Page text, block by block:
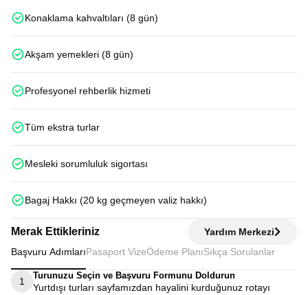
Konaklama kahvaltıları (8 gün)
Akşam yemekleri (8 gün)
Profesyonel rehberlik hizmeti
Tüm ekstra turlar
Mesleki sorumluluk sigortası
Bagaj Hakkı (20 kg geçmeyen valiz hakkı)
Merak Ettikleriniz
Yardım Merkezi
Başvuru AdımlarıPasaport VizeÖdeme Planı Sıkça Sorulanlar
1
Turunuzu Seçin ve Başvuru Formunu Doldurun
Yurtdışı turları sayfamızdan hayalini kurduğunuz rotayı